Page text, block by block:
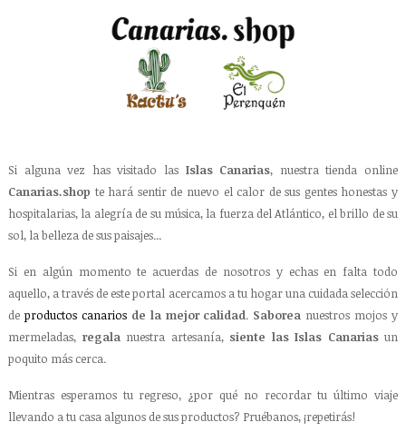
Si alguna vez has visitado las Islas Canarias, nuestra tienda online
Canarias.shop te hará sentir de nuevo el calor de sus gentes honestas y
hospitalarias, la alegría de su música, la fuerza del Atlántico, el brillo de su
sol, la belleza de sus paisajes...
Si en algún momento te acuerdas de nosotros y echas en falta todo
aquello, a través de este portal acercamos a tu hogar una cuidada selección
de productos canariosde la mejor calidad. Saborea nuestros mojos y
mermeladas, regalanuestra artesanía, siente las Islas Canariasun
poquito más cerca.
Mientras esperamos tu regreso, ¿por qué no recordar tu último viaje
llevando a tu casa algunos de sus productos? Pruébanos, ¡repetirás!